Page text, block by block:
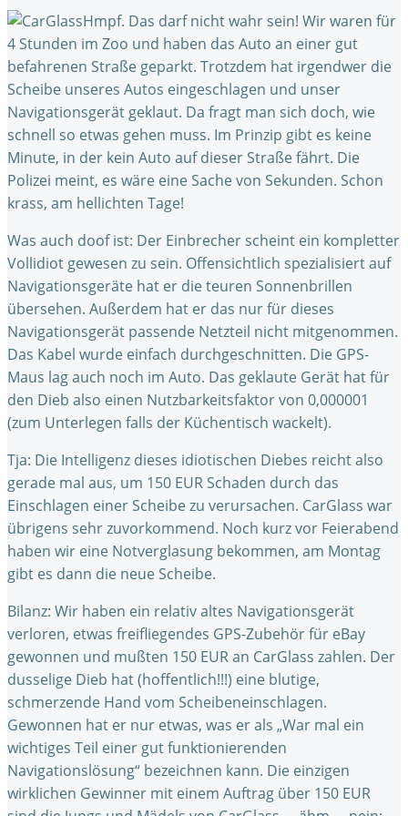
Hmpf. Das darf nicht wahr sein! Wir waren für
4 Stunden im Zoo und haben das Auto an einer gut
befahrenen Straße geparkt. Trotzdem hat irgendwer die
Scheibe unseres Autos eingeschlagen und unser
Navigationsgerät geklaut. Da fragt man sich doch, wie
schnell so etwas gehen muss. Im Prinzip gibt es keine
Minute, in der kein Auto auf dieser Straße fährt. Die
Polizei meint, es wäre eine Sache von Sekunden. Schon
krass, am hellichten Tage!
Was auch doof ist: Der Einbrecher scheint ein kompletter
Vollidiot gewesen zu sein. Offensichtlich spezialisiert auf
Navigationsgeräte hat er die teuren Sonnenbrillen
übersehen. Außerdem hat er das nur für dieses
Navigationsgerät passende Netzteil nicht mitgenommen.
Das Kabel wurde einfach durchgeschnitten. Die GPS-
Maus lag auch noch im Auto. Das geklaute Gerät hat für
den Dieb also einen Nutzbarkeitsfaktor von 0,000001
(zum Unterlegen falls der Küchentisch wackelt).
Tja: Die Intelligenz dieses idiotischen Diebes reicht also
gerade mal aus, um 150 EUR Schaden durch das
Einschlagen einer Scheibe zu verursachen. CarGlass war
übrigens sehr zuvorkommend. Noch kurz vor Feierabend
haben wir eine Notverglasung bekommen, am Montag
gibt es dann die neue Scheibe.
Bilanz: Wir haben ein relativ altes Navigationsgerät
verloren, etwas freifliegendes GPS-Zubehör für eBay
gewonnen und mußten 150 EUR an CarGlass zahlen. Der
dusselige Dieb hat (hoffentlich!!!) eine blutige,
schmerzende Hand vom Scheibeneinschlagen.
Gewonnen hat er nur etwas, was er als „War mal ein
wichtiges Teil einer gut funktionierenden
Navigationslösung“ bezeichnen kann. Die einzigen
wirklichen Gewinner mit einem Auftrag über 150 EUR